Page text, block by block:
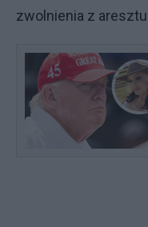
zwolnienia z